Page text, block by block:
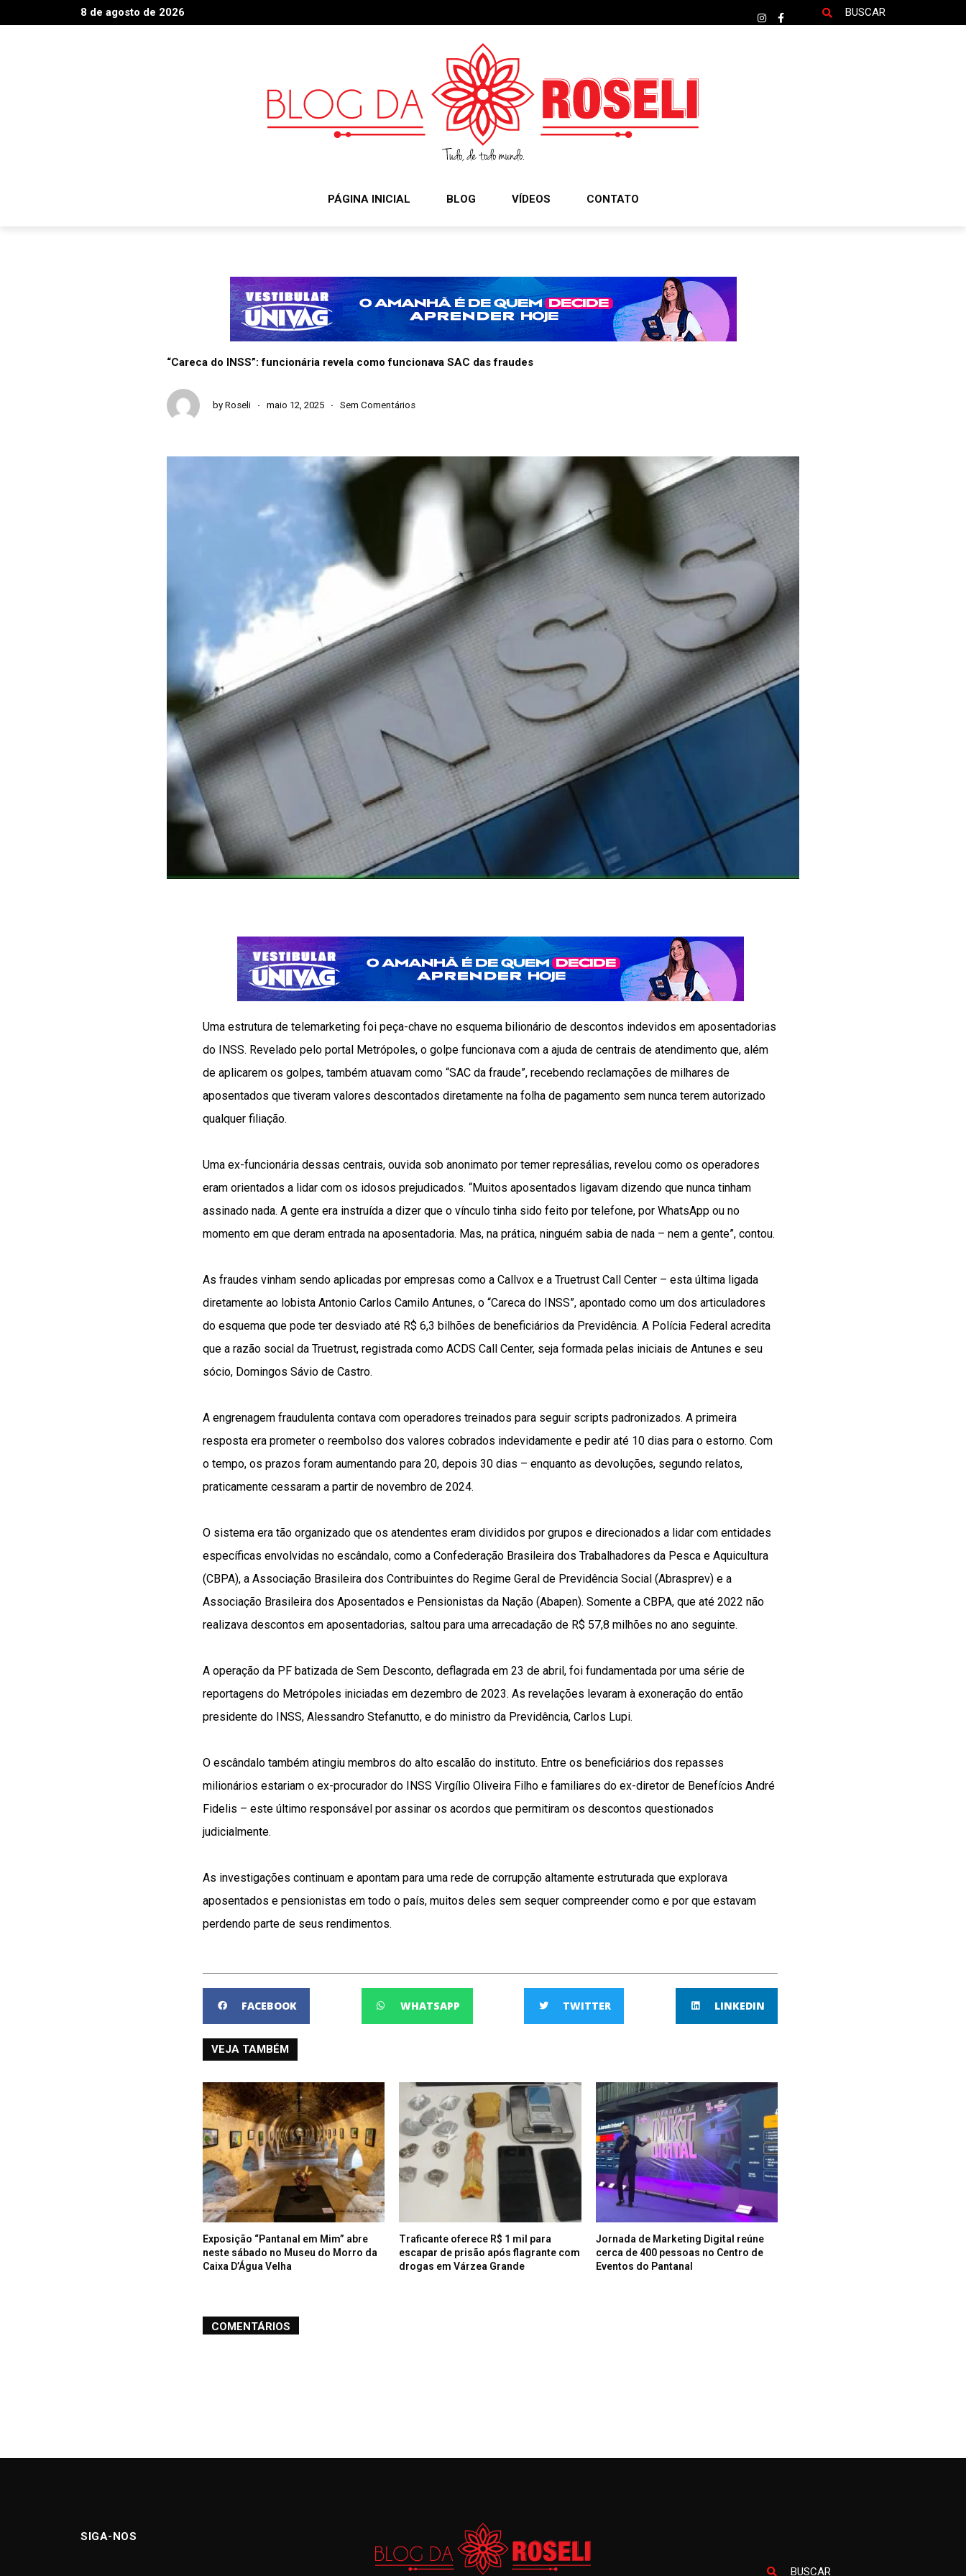
8 de agosto de 2026 BUSCAR
PÁGINA INICIAL BLOG VÍDEOS CONTATO
“Careca do INSS”: funcionária revela como funcionava SAC das fraudes
by Roseli maio 12, 2025 Sem Comentários
Uma estrutura de telemarketing foi peça-chave no esquema bilionário de descontos indevidos em aposentadorias
do INSS. Revelado pelo portal Metrópoles, o golpe funcionava com a ajuda de centrais de atendimento que, além
de aplicarem os golpes, também atuavam como “SAC da fraude”, recebendo reclamações de milhares de
aposentados que tiveram valores descontados diretamente na folha de pagamento sem nunca terem autorizado
qualquer filiação.
Uma ex-funcionária dessas centrais, ouvida sob anonimato por temer represálias, revelou como os operadores
eram orientados a lidar com os idosos prejudicados. “Muitos aposentados ligavam dizendo que nunca tinham
assinado nada. A gente era instruída a dizer que o vínculo tinha sido feito por telefone, por WhatsApp ou no
momento em que deram entrada na aposentadoria. Mas, na prática, ninguém sabia de nada – nem a gente”, contou.
As fraudes vinham sendo aplicadas por empresas como a Callvox e a Truetrust Call Center – esta última ligada
diretamente ao lobista Antonio Carlos Camilo Antunes, o “Careca do INSS”, apontado como um dos articuladores
do esquema que pode ter desviado até R$ 6,3 bilhões de beneficiários da Previdência. A Polícia Federal acredita
que a razão social da Truetrust, registrada como ACDS Call Center, seja formada pelas iniciais de Antunes e seu
sócio, Domingos Sávio de Castro.
A engrenagem fraudulenta contava com operadores treinados para seguir scripts padronizados. A primeira
resposta era prometer o reembolso dos valores cobrados indevidamente e pedir até 10 dias para o estorno. Com
o tempo, os prazos foram aumentando para 20, depois 30 dias – enquanto as devoluções, segundo relatos,
praticamente cessaram a partir de novembro de 2024.
O sistema era tão organizado que os atendentes eram divididos por grupos e direcionados a lidar com entidades
específicas envolvidas no escândalo, como a Confederação Brasileira dos Trabalhadores da Pesca e Aquicultura
(CBPA), a Associação Brasileira dos Contribuintes do Regime Geral de Previdência Social (Abrasprev) e a
Associação Brasileira dos Aposentados e Pensionistas da Nação (Abapen). Somente a CBPA, que até 2022 não
realizava descontos em aposentadorias, saltou para uma arrecadação de R$ 57,8 milhões no ano seguinte.
A operação da PF batizada de Sem Desconto, deflagrada em 23 de abril, foi fundamentada por uma série de
reportagens do Metrópoles iniciadas em dezembro de 2023. As revelações levaram à exoneração do então
presidente do INSS, Alessandro Stefanutto, e do ministro da Previdência, Carlos Lupi.
O escândalo também atingiu membros do alto escalão do instituto. Entre os beneficiários dos repasses
milionários estariam o ex-procurador do INSS Virgílio Oliveira Filho e familiares do ex-diretor de Benefícios André
Fidelis – este último responsável por assinar os acordos que permitiram os descontos questionados
judicialmente.
As investigações continuam e apontam para uma rede de corrupção altamente estruturada que explorava
aposentados e pensionistas em todo o país, muitos deles sem sequer compreender como e por que estavam
perdendo parte de seus rendimentos.
FACEBOOK WHATSAPP TWITTER LINKEDIN
VEJA TAMBÉM
Exposição “Pantanal em Mim” abre
neste sábado no Museu do Morro da
Caixa D’Água Velha
Traficante oferece R$ 1 mil para
escapar de prisão após flagrante com
drogas em Várzea Grande
Jornada de Marketing Digital reúne
cerca de 400 pessoas no Centro de
Eventos do Pantanal
COMENTÁRIOS
SIGA-NOS
BUSCAR